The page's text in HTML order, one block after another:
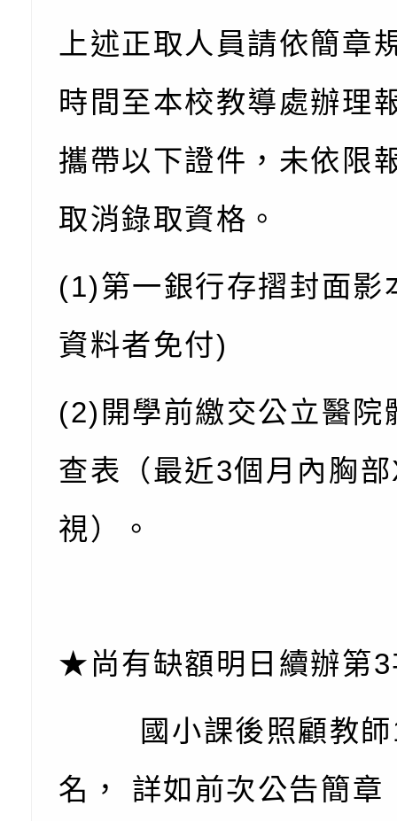
角色驅動的聲音與故
月份公共服務政策溝
台北松山文創園區5
展」
字稿及LCD託播影（
轉知國立臺灣師範大
「115學年度身心障
知能研習」
檢送桃園市政府LED
字稿
函轉國立臺灣師範大
知能研習」
學辦理「音樂班第27
樂會-憶起玩樂」
檢送桃園市政府家庭
「小桃家5月課程資
代的親職教養」海報
檢送「小桃家幸福+
委託辦理「2026臺
摩據點視覺設計競賽
章
檢送桃園市政府LED
字稿
函轉教育部訂於115
(星期六)下午2時至5
理「115年度515國
檢送本市115學年度
安全宣導
有關衛生福利部辦理
員專業輔導及效能精
北、中、南共3場次
礙聯盟辦理「2026
少意見交流大會」簡
台灣遊戲治療學會
月至8月舉辦「空間
檢送行政院新聞傳播
上述正取人員請依簡章
時間至本校教導處辦理
攜帶以下證件，未依限
取消錄取資格。
(1)第一銀行存摺封面影
資料者免付)
(2)開學前繳交公立醫院
查表（最近3個月內胸
視）。
★尚有缺額明日續辦第3
國小課後照顧教師
名， 詳如前次公告簡章